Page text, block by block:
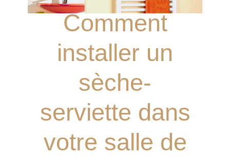
Comment
installer un
sèche-
serviette dans
votre salle de